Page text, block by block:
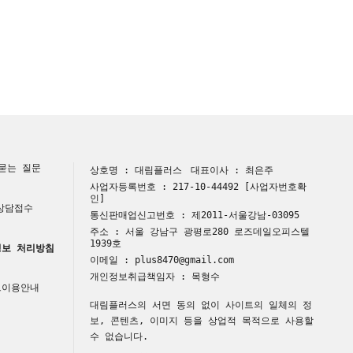
는 질문
담접수
보 처리방침
용안내
상호명 : 대림플러스
대표이사 : 최은주
사업자등록번호 : 217-10-44492
[사업자번호확
인]
통신판매업신고번호 : 제2011-서울강남-03095
주소 : 서울 강남구 광평로280 로즈데일오피스텔
1939호
이메일 : plus8470@gmail.com
개인정보취급책임자 : 목형수
대림플러스의 서면 동의 없이 사이트의 일체의 정
보, 콘텐츠, 이미지 등을 상업적 목적으로 사용할
수 없습니다.